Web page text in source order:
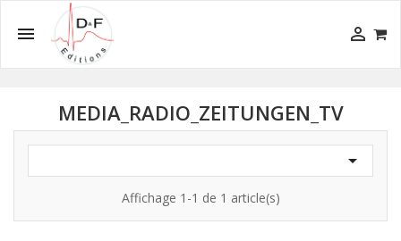
 
MEDIA_RADIO_ZEITUNGEN_TV

Affichage 1-1 de 1 article(s)